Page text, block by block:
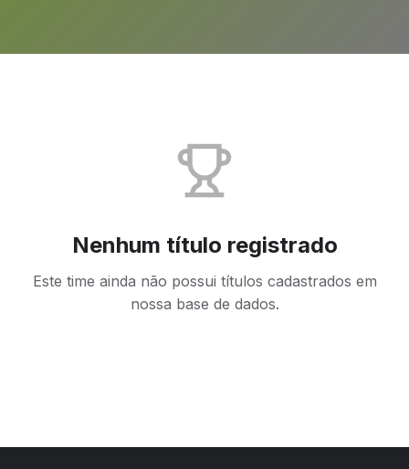
Nenhum título registrado
Este time ainda não possui títulos cadastrados em
nossa base de dados.